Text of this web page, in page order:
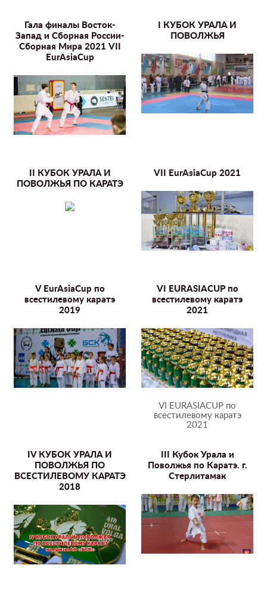
Гала финалы Восток-
Запад и Сборная России-
Сборная Мира 2021 VII
EurAsiaCup
I КУБОК УРАЛА И
ПОВОЛЖЬЯ
II КУБОК УРАЛА И
ПОВОЛЖЬЯ ПО КАРАТЭ
VII EurAsiaCup 2021
V EurAsiaCup по
всестилевому каратэ
2019
VI EURASIACUP по
всестилевому каратэ
2021
VI EURASIACUP по
всестилевому каратэ
2021
IV КУБОК УРАЛА И
ПОВОЛЖЬЯ ПО
ВСЕСТИЛЕВОМУ КАРАТЭ
2018
III Кубок Урала и
Поволжья по Каратэ. г.
Стерлитамак